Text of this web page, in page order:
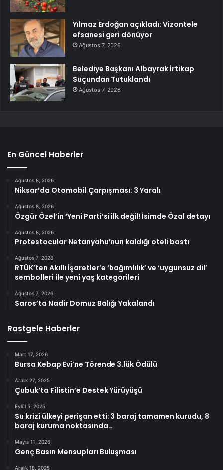
Yılmaz Erdoğan açıkladı: Vizontele
efsanesi geri dönüyor
Ağustos 7, 2026
Belediye Başkanı Albayrak İrtikap
Suçundan Tutuklandı
Ağustos 7, 2026
En Güncel Haberler
Ağustos 8, 2026
Niksar’da Otomobil Çarpışması: 3 Yaralı
Ağustos 8, 2026
Özgür Özel’in ‘Yeni Parti’si ilk değil! İsimde Özal detayı
Ağustos 8, 2026
Protestocular Netanyahu’nun kaldığı oteli bastı
Ağustos 7, 2026
RTÜK’ten Akıllı İşaretler’e ‘bağımlılık’ ve ‘uygunsuz dil’
sembolleri ile yeni yaş kategorileri
Ağustos 7, 2026
Saros’ta Nadir Domuz Balığı Yakalandı
Rastgele Haberler
Mart 17, 2026
Bursa Kebap Evi’ne Törende 3.lük Ödülü
Aralık 27, 2025
Çubuk’ta Filistin’e Destek Yürüyüşü
Eylül 5, 2025
Su krizi ülkeyi perişan etti: 3 baraj tamamen kurudu, 8
baraj kuruma noktasında…
Mayıs 11, 2026
Genç Basın Mensupları Buluşması
Aralık 18, 2025